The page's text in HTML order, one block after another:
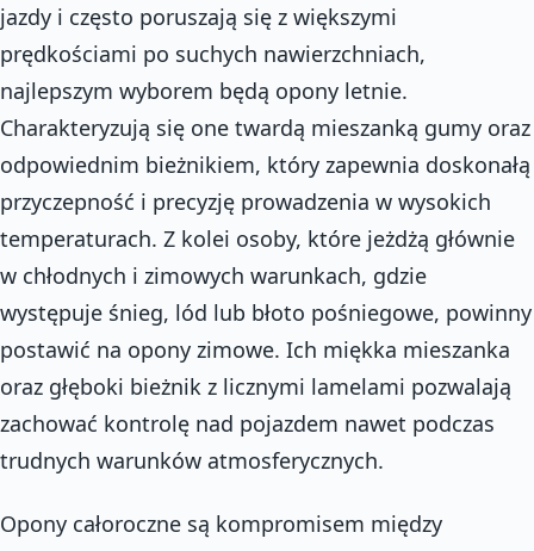
jazdy i często poruszają się z większymi
prędkościami po suchych nawierzchniach,
najlepszym wyborem będą opony letnie.
Charakteryzują się one twardą mieszanką gumy oraz
odpowiednim bieżnikiem, który zapewnia doskonałą
przyczepność i precyzję prowadzenia w wysokich
temperaturach. Z kolei osoby, które jeżdżą głównie
w chłodnych i zimowych warunkach, gdzie
występuje śnieg, lód lub błoto pośniegowe, powinny
postawić na opony zimowe. Ich miękka mieszanka
oraz głęboki bieżnik z licznymi lamelami pozwalają
zachować kontrolę nad pojazdem nawet podczas
trudnych warunków atmosferycznych.
Opony całoroczne są kompromisem między